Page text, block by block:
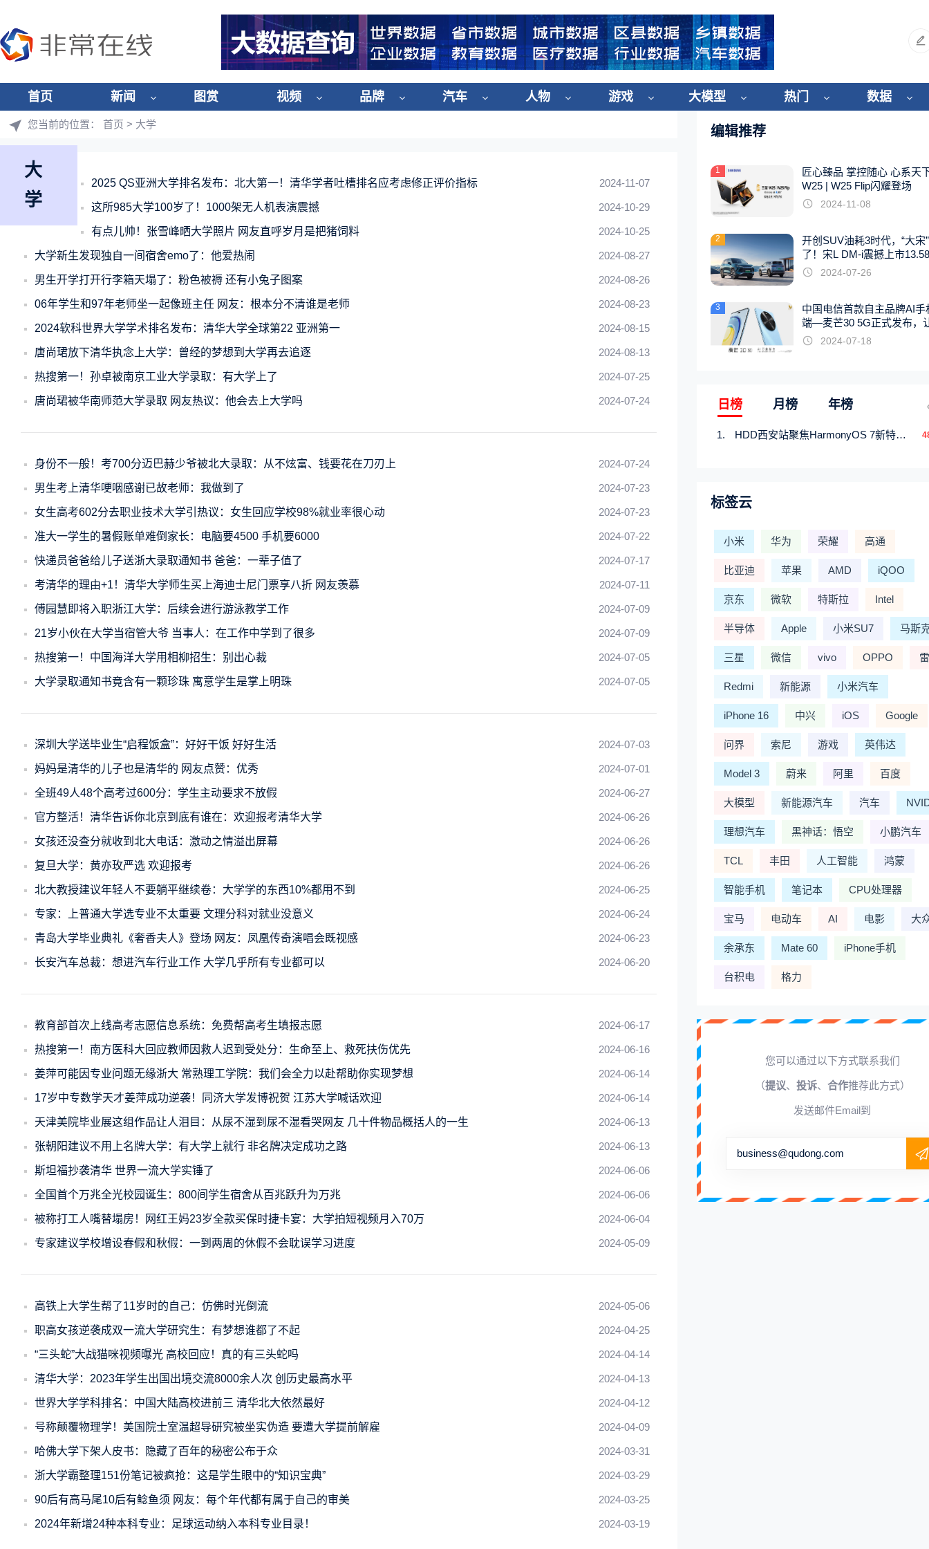
首页 新闻 图赏 视频 品牌 汽车 人物 游戏 大模型 热门 数据
您当前的位置： 首页 > 大学
大
学
2024-11-07
2025 QS亚洲大学排名发布：北大第一！清华学者吐槽排名应考虑修正评价指标
2024-10-29
这所985大学100岁了！1000架无人机表演震撼
2024-10-25
有点儿帅！张雪峰晒大学照片 网友直呼岁月是把猪饲料
2024-08-27
大学新生发现独自一间宿舍emo了：他爱热闹
2024-08-26
男生开学打开行李箱天塌了：粉色被褥 还有小兔子图案
2024-08-23
06年学生和97年老师坐一起像班主任 网友：根本分不清谁是老师
2024-08-15
2024软科世界大学学术排名发布：清华大学全球第22 亚洲第一
2024-08-13
唐尚珺放下清华执念上大学：曾经的梦想到大学再去追逐
2024-07-25
热搜第一！孙卓被南京工业大学录取：有大学上了
2024-07-24
唐尚珺被华南师范大学录取 网友热议：他会去上大学吗
2024-07-24
身份不一般！考700分迈巴赫少爷被北大录取：从不炫富、钱要花在刀刃上
2024-07-23
男生考上清华哽咽感谢已故老师：我做到了
2024-07-23
女生高考602分去职业技术大学引热议：女生回应学校98%就业率很心动
2024-07-22
准大一学生的暑假账单难倒家长：电脑要4500 手机要6000
2024-07-17
快递员爸爸给儿子送浙大录取通知书 爸爸：一辈子值了
2024-07-11
考清华的理由+1！清华大学师生买上海迪士尼门票享八折 网友羡慕
2024-07-09
傅园慧即将入职浙江大学：后续会进行游泳教学工作
2024-07-09
21岁小伙在大学当宿管大爷 当事人：在工作中学到了很多
2024-07-05
热搜第一！中国海洋大学用相柳招生：别出心裁
2024-07-05
大学录取通知书竟含有一颗珍珠 寓意学生是掌上明珠
2024-07-03
深圳大学送毕业生“启程饭盒”：好好干饭 好好生活
2024-07-01
妈妈是清华的儿子也是清华的 网友点赞：优秀
2024-06-27
全班49人48个高考过600分：学生主动要求不放假
2024-06-26
官方整活！清华告诉你北京到底有谁在：欢迎报考清华大学
2024-06-26
女孩还没查分就收到北大电话：激动之情溢出屏幕
2024-06-26
复旦大学：黄亦玫严选 欢迎报考
2024-06-25
北大教授建议年轻人不要躺平继续卷：大学学的东西10%都用不到
2024-06-24
专家：上普通大学选专业不太重要 文理分科对就业没意义
2024-06-23
青岛大学毕业典礼《奢香夫人》登场 网友：凤凰传奇演唱会既视感
2024-06-20
长安汽车总裁：想进汽车行业工作 大学几乎所有专业都可以
2024-06-17
教育部首次上线高考志愿信息系统：免费帮高考生填报志愿
2024-06-16
热搜第一！南方医科大回应教师因救人迟到受处分：生命至上、救死扶伤优先
2024-06-14
姜萍可能因专业问题无缘浙大 常熟理工学院：我们会全力以赴帮助你实现梦想
2024-06-14
17岁中专数学天才姜萍成功逆袭！同济大学发博祝贺 江苏大学喊话欢迎
2024-06-13
天津美院毕业展这组作品让人泪目：从尿不湿到尿不湿看哭网友 几十件物品概括人的一生
2024-06-13
张朝阳建议不用上名牌大学：有大学上就行 非名牌决定成功之路
2024-06-06
斯坦福抄袭清华 世界一流大学实锤了
2024-06-06
全国首个万兆全光校园诞生：800间学生宿舍从百兆跃升为万兆
2024-06-04
被称打工人嘴替塌房！网红王妈23岁全款买保时捷卡宴：大学拍短视频月入70万
2024-05-09
专家建议学校增设春假和秋假：一到两周的休假不会耽误学习进度
2024-05-06
高铁上大学生帮了11岁时的自己：仿佛时光倒流
2024-04-25
职高女孩逆袭成双一流大学研究生：有梦想谁都了不起
2024-04-14
“三头蛇”大战猫咪视频曝光 高校回应！真的有三头蛇吗
2024-04-13
清华大学：2023年学生出国出境交流8000余人次 创历史最高水平
2024-04-12
世界大学学科排名：中国大陆高校进前三 清华北大依然最好
2024-04-09
号称颠覆物理学！美国院士室温超导研究被坐实伪造 要遭大学提前解雇
2024-03-31
哈佛大学下架人皮书：隐藏了百年的秘密公布于众
2024-03-29
浙大学霸整理151份笔记被疯抢：这是学生眼中的“知识宝典”
2024-03-25
90后有高马尾10后有鲶鱼须 网友：每个年代都有属于自己的审美
2024-03-19
2024年新增24种本科专业：足球运动纳入本科专业目录！
编辑推荐
1
匠心臻品 掌控随心 心系天
W25 | W25 Flip闪耀登场
2024-11-08
2
开创SUV油耗3时代，“大宋
了！宋L DM-i震撼上市
起
2024-07-26
3
中国电信首款自主品牌AI手
端—麦芒30 5G正式发布，
触手可及2024-07-18
日榜 月榜 年榜
HDD西安站聚焦HarmonyOS 7新特性，解锁从互联到智能的应用开发新范式
标签云
小米 华为 荣耀 高通
比亚迪 苹果 AMD iQOO
京东 微软 特斯拉 Intel
半导体 Apple 小米SU7 马斯
三星 微信 vivo OPPO
Redmi 新能源 小米汽车
iPhone 16 中兴 iOS Google
问界 索尼 游戏 英伟达
Model 3 蔚来 阿里 百度
大模型 新能源汽车 汽车
理想汽车 黑神话：悟空 小鹏汽车
TCL 丰田 人工智能 鸿蒙
智能手机 笔记本 CPU处理器
宝马 电动车 AI 电影 大
余承东 Mate 60 iPhone手机
台积电 格力
您可以通过以下方式联系我们
（提议、 投诉、 合作推荐此方式）
发送邮件Email到
business@qudong.com